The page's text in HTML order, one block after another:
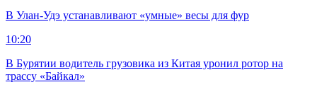
В Улан-Удэ устанавливают «умные» весы для фур
10:20
В Бурятии водитель грузовика из Китая уронил ротор на
трассу «Байкал»